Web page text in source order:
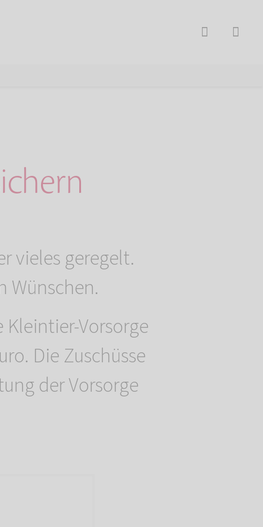
vieles geregelt.
Wünschen.
Kleintier-Vorsorge
Die Zuschüsse
der Vorsorge